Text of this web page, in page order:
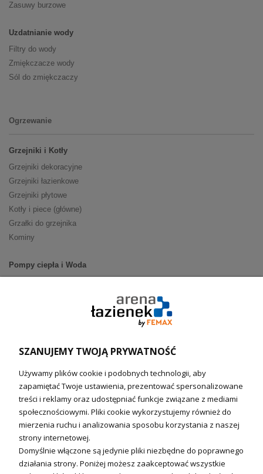
Zasuwy burzowe
Uzdatnianie wody
Filtry do wody
Zmiękczacze wody
Sól do zmiękczaczy
Ogrzewanie
Grzejniki i Kotły
Grzejniki dekoracyjne
Grzejniki łazienkowe
Grzejniki płytowe
Kotły i piece (główne)
Grzałki do grzejnika
Kominy
Pompy ciepła i Woda
Ogrzewanie podłogowe (główne)
Technika solarna
Fotowoltanika
Sterowniki i regulatory
Nagrzewnice i kurtyny
Kuchnia i Wentylacja
SZANUJEMY TWOJĄ PRYWATNOŚĆ
Używamy plików cookie i podobnych technologii, aby
zapamiętać Twoje ustawienia, prezentować spersonalizowane
treści i reklamy oraz udostępniać funkcje związane z mediami
społecznościowymi. Pliki cookie wykorzystujemy również do
mierzenia ruchu i analizowania sposobu korzystania z naszej
strony internetowej.
Domyślnie włączone są jedynie pliki niezbędne do poprawnego
działania strony. Poniżej możesz zaakceptować wszystkie